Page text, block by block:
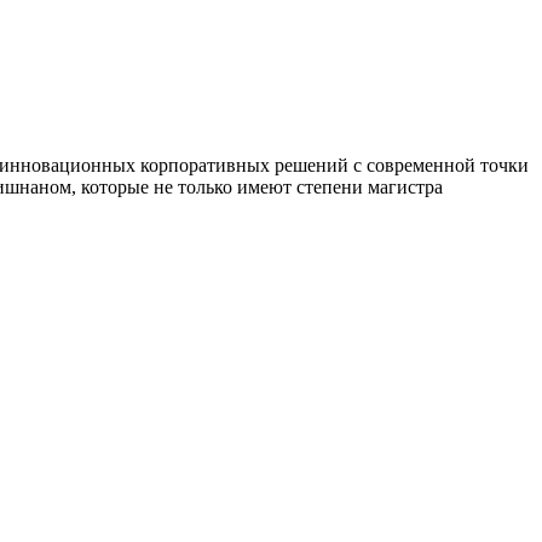
корпоративных решений с современной точки
которые не только имеют степени магистра